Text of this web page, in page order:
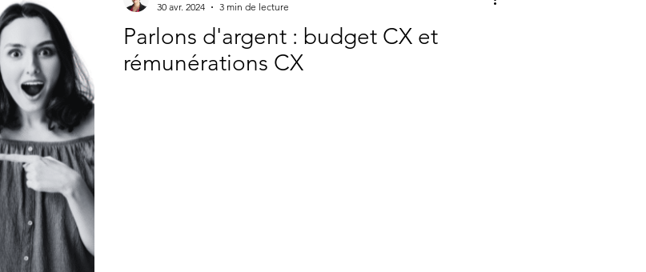
Parlons d'argent : budget CX et
rémunérations CX
30 avr. 2024
3 min de lecture